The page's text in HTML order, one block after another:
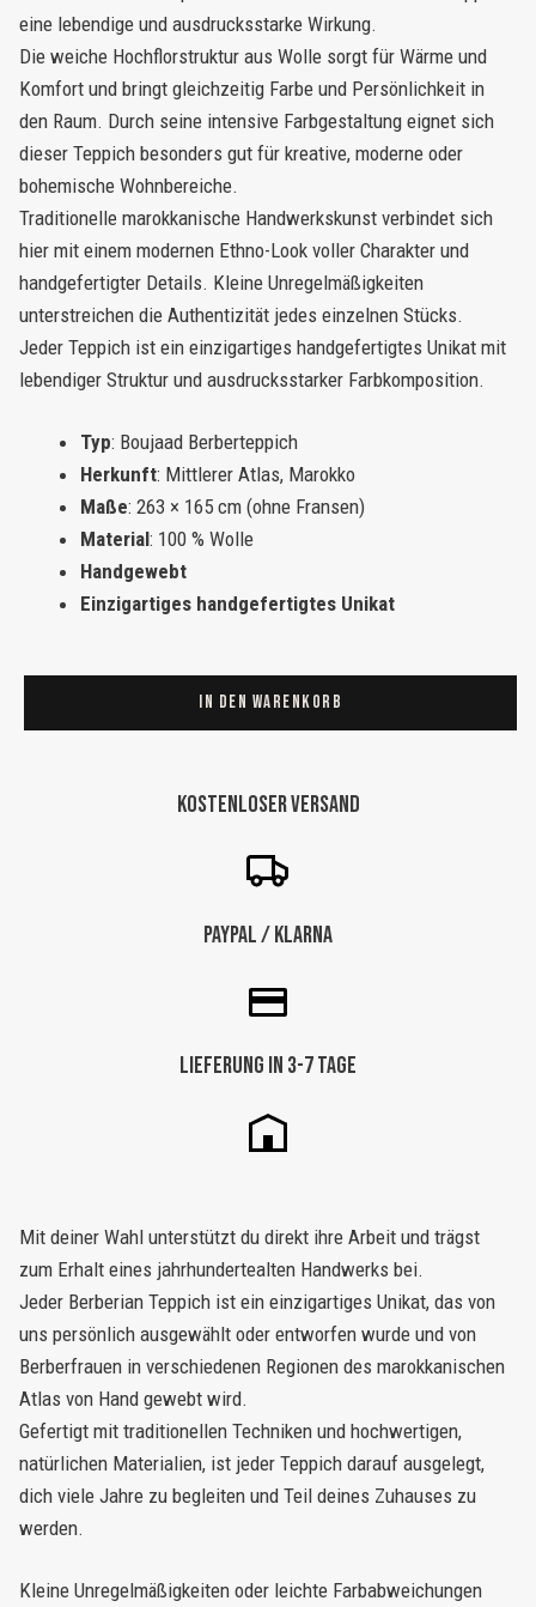
eine lebendige und ausdrucksstarke Wirkung.
Die weiche Hochflorstruktur aus Wolle sorgt für Wärme und
Komfort und bringt gleichzeitig Farbe und Persönlichkeit in
den Raum. Durch seine intensive Farbgestaltung eignet sich
dieser Teppich besonders gut für kreative, moderne oder
bohemische Wohnbereiche.
Traditionelle marokkanische Handwerkskunst verbindet sich
hier mit einem modernen Ethno-Look voller Charakter und
handgefertigter Details. Kleine Unregelmäßigkeiten
unterstreichen die Authentizität jedes einzelnen Stücks.
Jeder Teppich ist ein einzigartiges handgefertigtes Unikat mit
lebendiger Struktur und ausdrucksstarker Farbkomposition.
Typ: Boujaad Berberteppich
Herkunft: Mittlerer Atlas, Marokko
Maße: 263 × 165 cm (ohne Fransen)
Material: 100 % Wolle
Handgewebt
Einzigartiges handgefertigtes Unikat
Berberteppich
In den Warenkorb
Kostenloser Versand
Paypal / Klarna
Lieferung in 3-7 Tage
Mit deiner Wahl unterstützt du direkt ihre Arbeit und trägst
zum Erhalt eines jahrhundertealten Handwerks bei.
Jeder Berberian Teppich ist ein einzigartiges Unikat, das von
uns persönlich ausgewählt oder entworfen wurde und von
Berberfrauen in verschiedenen Regionen des marokkanischen
Atlas von Hand gewebt wird.
Gefertigt mit traditionellen Techniken und hochwertigen,
natürlichen Materialien, ist jeder Teppich darauf ausgelegt,
dich viele Jahre zu begleiten und Teil deines Zuhauses zu
werden.
Kleine Unregelmäßigkeiten oder leichte Farbabweichungen